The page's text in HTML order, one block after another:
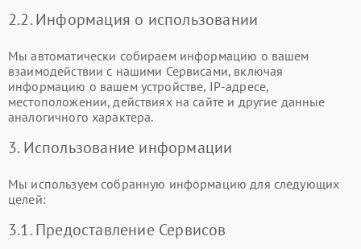
2.2. Информация о использовании
Мы автоматически собираем информацию о вашем
взаимодействии с нашими Сервисами, включая
информацию о вашем устройстве, IP-адресе,
местоположении, действиях на сайте и другие данные
аналогичного характера.
3. Использование информации
Мы используем собранную информацию для следующих
целей:
3.1. Предоставление Сервисов